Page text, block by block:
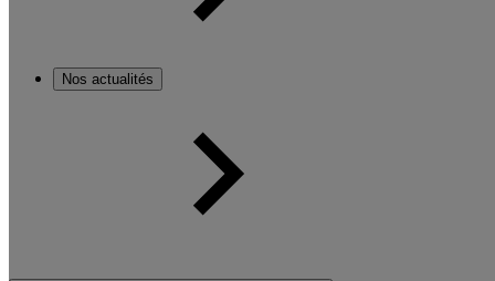
Nos actualités